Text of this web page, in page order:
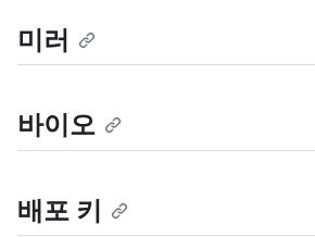
미러
바이오
배포 키